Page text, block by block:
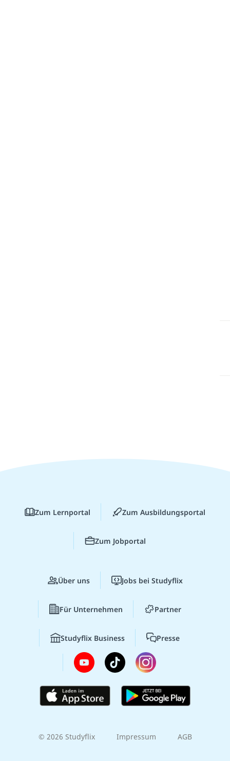
Zum Lernportal Zum Ausbildungsportal
Zum Jobportal
Über uns Jobs bei Studyflix
Für Unternehmen Partner
Studyflix Business Presse
© 2026 Studyflix Impressum AGB